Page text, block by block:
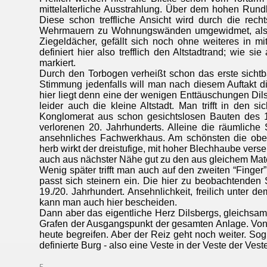
mittelalterliche Ausstrahlung. Über dem hohen
Diese schon treffliche Ansicht wird durch die
Wehrmauern zu Wohnungswänden umgewidmet,
Ziegeldächer, gefällt sich noch ohne weiteres in
definiert hier also trefflich den Altstadtrand; wie
markiert.
Durch den Torbogen verheißt schon das erste
Stimmung jedenfalls will man nach diesem Auftakt
hier liegt denn eine der wenigen Enttäuschungen
leider auch die kleine Altstadt. Man trifft in den
Konglomerat aus schon gesichtslosen Bauten
verlorenen 20. Jahrhunderts. Alleine die
ansehnliches Fachwerkhaus. Am schönsten die
herb wirkt der dreistufige, mit hoher Blechhaube
auch aus nächster Nähe gut zu den aus gleichem
Wenig später trifft man auch auf den zweiten
passt sich steinern ein. Die hier zu
19./20. Jahrhundert. Ansehnlichkeit, freilich unter
kann man auch hier bescheiden.
Dann aber das eigentliche Herz Dilsbergs,
Grafen der Ausgangspunkt der gesamten Anlage.
heute begreifen. Aber der Reiz geht noch weiter.
definierte Burg - also eine Veste in der Veste